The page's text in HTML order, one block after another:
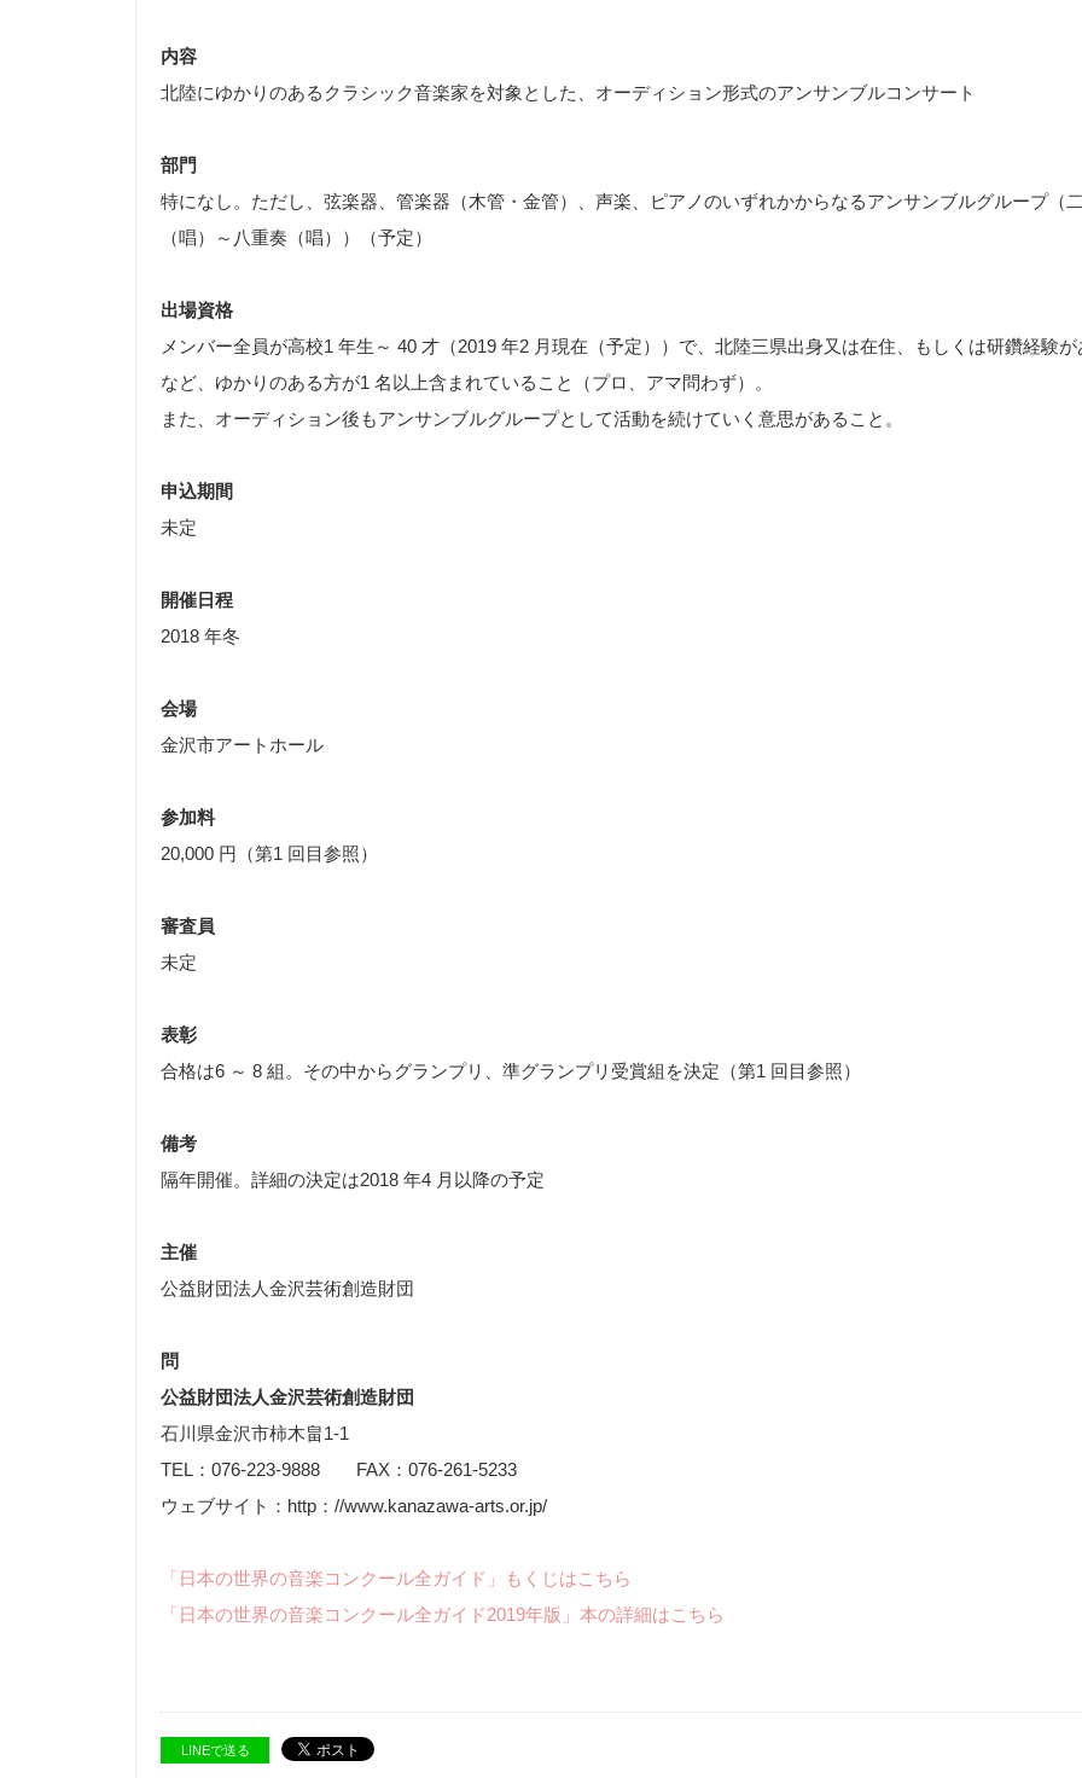
内容
北陸にゆかりのあるクラシック音楽家を対象とした、オーディション形式のアンサンブルコンサート
部門
特になし。ただし、弦楽器、管楽器（木管・金管）、声楽、ピアノのいずれかからなるアンサンブルグループ（
（唱）～八重奏（唱））（予定）
出場資格
メンバー全員が高校1 年生～ 40 才（2019 年2 月現在（予定））で、北陸三県出身又は在住、もしくは研鑽経験が
など、ゆかりのある方が1 名以上含まれていること（プロ、アマ問わず）。
また、オーディション後もアンサンブルグループとして活動を続けていく意思があること。
申込期間
未定
開催日程
2018 年冬
会場
金沢市アートホール
参加料
20,000 円（第1 回目参照）
審査員
未定
表彰
合格は6 ～ 8 組。その中からグランプリ、準グランプリ受賞組を決定（第1 回目参照）
備考
隔年開催。詳細の決定は2018 年4 月以降の予定
主催
公益財団法人金沢芸術創造財団
問
公益財団法人金沢芸術創造財団
石川県金沢市柿木畠1-1
TEL：076-223-9888 FAX：076-261-5233
ウェブサイト：http：//www.kanazawa-arts.or.jp/
「日本の世界の音楽コンクール全ガイド」もくじはこちら
「日本の世界の音楽コンクール全ガイド2019年版」本の詳細はこちら
LINEで送る